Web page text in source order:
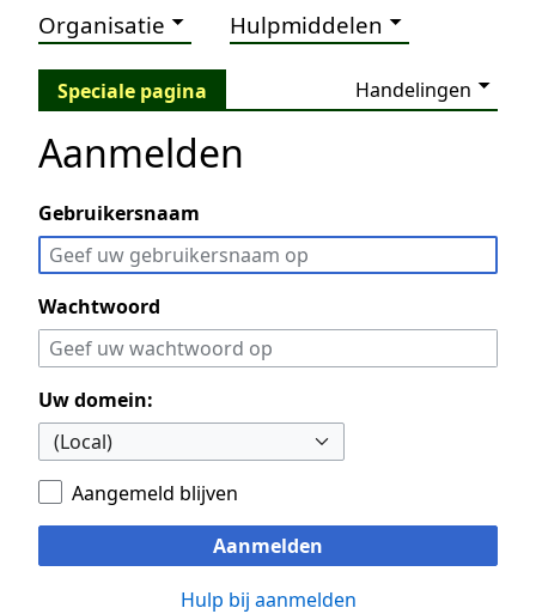
Organisatie Hulpmiddelen
Speciale pagina Handelingen
Aanmelden
Gebruikersnaam
Wachtwoord
Uw domein:
Aangemeld blijven
Aanmelden
Hulp bij aanmelden